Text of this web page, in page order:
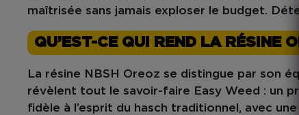
maîtrisée sans jamais exploser le budget.
QU’EST-CE QUI REND LA RÉSINE
La résine NBSH Oreoz se distingue par son
révèlent tout le savoir-faire Easy Weed : un
fidèle à l’esprit du hasch traditionnel, avec